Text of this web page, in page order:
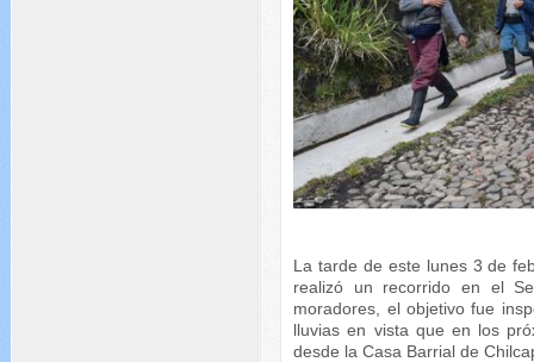
La tarde de este lunes 3 de
realizó un recorrido en el
moradores, el objetivo fue
lluvias en vista que en los
desde la Casa Barrial de